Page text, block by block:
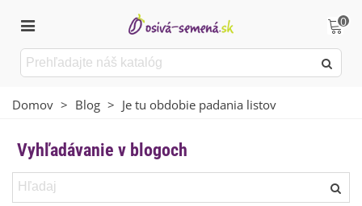
0
Domov > Blog > Je tu obdobie padania listov
Vyhľadávanie v blogoch